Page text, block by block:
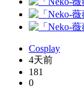
Cosplay
4天前
181
0